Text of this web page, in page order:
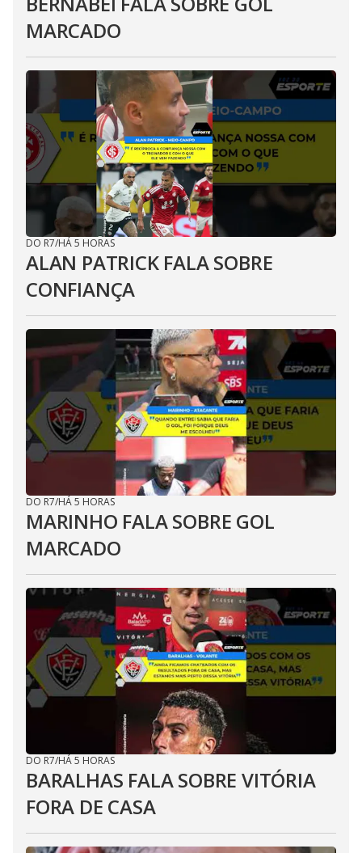
MARCADO
DO R7/HÁ 5 HORAS
ALAN PATRICK FALA SOBRE
CONFIANÇA
DO R7/HÁ 5 HORAS
MARINHO FALA SOBRE GOL
MARCADO
DO R7/HÁ 5 HORAS
BARALHAS FALA SOBRE VITÓRIA
FORA DE CASA